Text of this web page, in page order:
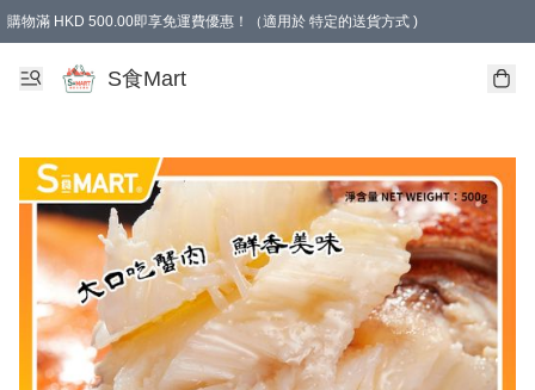
購物滿 HKD 500.00即享免運費優惠！（適用於 特定的送貨方式 )
S食Mart